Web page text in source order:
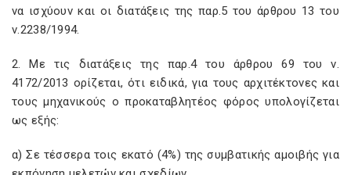
να ισχύουν και οι διατάξεις της παρ.5 του άρθρου 13 του
ν.2238/1994.
2. Με τις διατάξεις της παρ.4 του άρθρου 69 του ν.
4172/2013 ορίζεται, ότι ειδικά, για τους αρχιτέκτονες και
τους μηχανικούς ο προκαταβλητέος φόρος υπολογίζεται
ως εξής:
α) Σε τέσσερα τοις εκατό (4%) της συμβατικής αμοιβής για